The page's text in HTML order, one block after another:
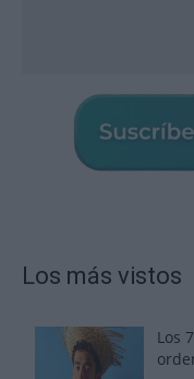
Los más vistos
Los